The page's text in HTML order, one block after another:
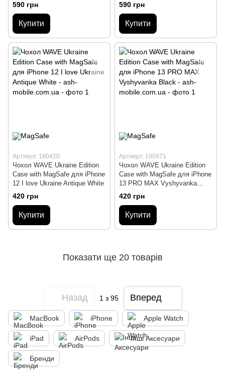
590 грн
Купити
590 грн
Купити
Артикул: 180420
Чохол WAVE Ukraine Edition
Case with MagSafe для iPhone
12 I love Ukraine Antique White
420 грн
Купити
Артикул: 180471
Чохол WAVE Ukraine Edition
Case with MagSafe для iPhone
13 PRO MAX Vyshyvanka
Black
420 грн
Купити
Показати ще 20 товарів
Назад 1 з 95 Вперед
MacBook iPhone Apple Watch
iPad AirPods Інші Аксесуари
Бренди